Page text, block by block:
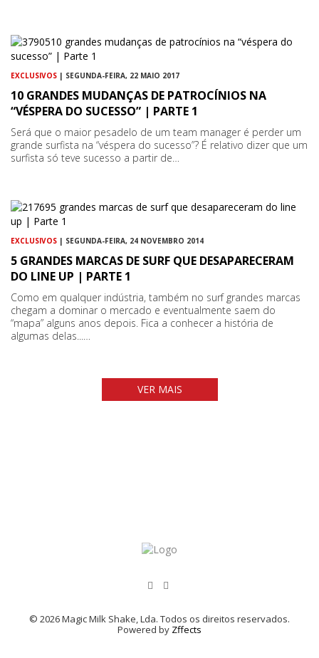
EXCLUSIVOS | SEGUNDA-FEIRA, 22 MAIO 2017
10 GRANDES MUDANÇAS DE PATROCÍNIOS NA
“VÉSPERA DO SUCESSO” | PARTE 1
Será que o maior pesadelo de um team manager é perder um
grande surfista na “véspera do sucesso”? É relativo dizer que um
surfista só teve sucesso a partir de…
EXCLUSIVOS | SEGUNDA-FEIRA, 24 NOVEMBRO 2014
5 GRANDES MARCAS DE SURF QUE DESAPARECERAM
DO LINE UP | PARTE 1
Como em qualquer indústria, também no surf grandes marcas
chegam a dominar o mercado e eventualmente saem do
“mapa” alguns anos depois. Fica a conhecer a história de
algumas delas...…
VER MAIS
© 2026 Magic Milk Shake, Lda. Todos os direitos reservados.
Powered by Zffects